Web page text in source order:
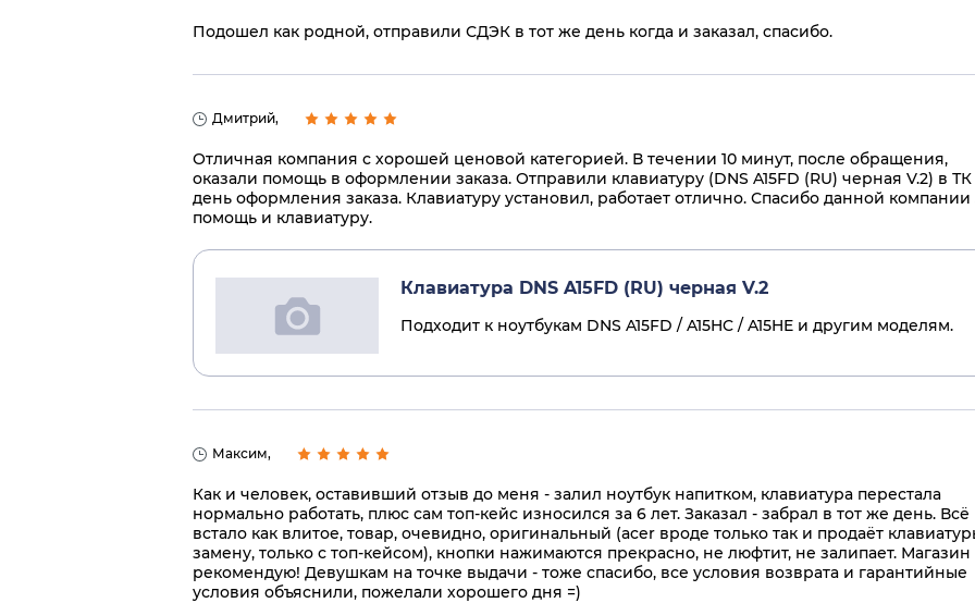
Подошел как родной, отправили СДЭК в тот же день когда и заказал, спасибо.
Дмитрий,
Отличная компания с хорошей ценовой категорией. В течении 10 минут, после обращения,
оказали помощь в оформлении заказа. Отправили клавиатуру (DNS A15FD (RU) черная V.2) в ТК
день оформления заказа. Клавиатуру установил, работает отлично. Спасибо данной компании
помощь и клавиатуру.
Клавиатура DNS A15FD (RU) черная V.2
Подходит к ноутбукам DNS A15FD / A15HC / A15HE и другим моделям.
Максим,
Как и человек, оставивший отзыв до меня - залил ноутбук напитком, клавиатура перестала
нормально работать, плюс сам топ-кейс износился за 6 лет. Заказал - забрал в тот же день. Всё
встало как влитое, товар, очевидно, оригинальный (acer вроде только так и продаёт
замену, только с топ-кейсом), кнопки нажимаются прекрасно, не люфтит, не залипает. Магазин
рекомендую! Девушкам на точке выдачи - тоже спасибо, все условия возврата и гарантийные
условия объяснили, пожелали хорошего дня =)